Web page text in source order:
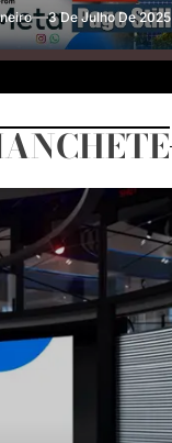
3 De Julho De 2025